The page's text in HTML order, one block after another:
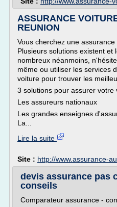
ASSURANCE
REUNION
Vous cherchez une
Plusieurs solutions existent et
nombreux néanmoins,
même ou utiliser les services
voiture pour trouver les
3 solutions pour assurer votre
Les assureurs nationaux
Les grandes enseignes
La...
Lire la suite
Site : http://www.assurance-
devis assurance pas
conseils
Comparateur assurance -